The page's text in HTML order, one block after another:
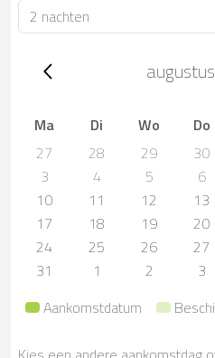
Verblijfsduur
Trip dates, augustus 2026
Ma Di Wo Do
27
28 29 30
3
4 5 6
10
11 12 13
17
18 19 20
24
25 26 27
31
1 2 3
Aankomstdatum